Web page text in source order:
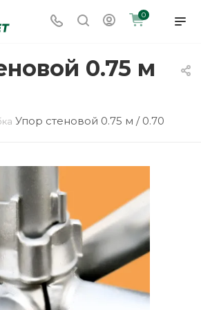
0
0.75 м
Упор стеновой 0.75 м / 0.70